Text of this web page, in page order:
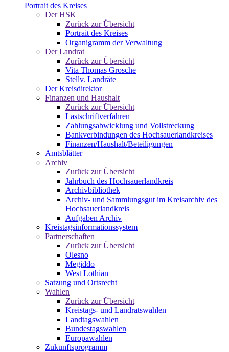
Portrait des Kreises
Der HSK
Zurück zur Übersicht
Portrait des Kreises
Organigramm der Verwaltung
Der Landrat
Zurück zur Übersicht
Vita Thomas Grosche
Stellv. Landräte
Der Kreisdirektor
Finanzen und Haushalt
Zurück zur Übersicht
Lastschriftverfahren
Zahlungsabwicklung und Vollstreckung
Bankverbindungen des Hochsauerlandkreises
Finanzen/Haushalt/Beteiligungen
Amtsblätter
Archiv
Zurück zur Übersicht
Jahrbuch des Hochsauerlandkreis
Archivbibliothek
Archiv- und Sammlungsgut im Kreisarchiv des
Hochsauerlandkreis
Aufgaben Archiv
Kreistagsinformationssystem
Partnerschaften
Zurück zur Übersicht
Olesno
Megiddo
West Lothian
Satzung und Ortsrecht
Wahlen
Zurück zur Übersicht
Kreistags- und Landratswahlen
Landtagswahlen
Bundestagswahlen
Europawahlen
Zukunftsprogramm